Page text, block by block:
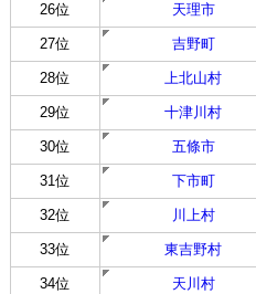
26位 天理市
27位 吉野町
28位 上北山村
29位 十津川村
30位 五條市
31位 下市町
32位 川上村
33位 東吉野村
34位 天川村